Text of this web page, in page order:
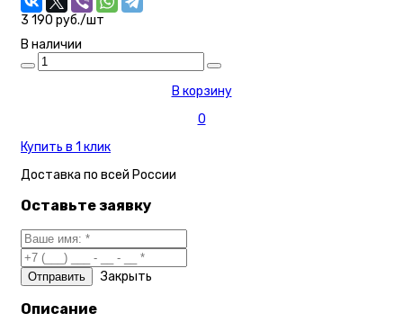
3 190 руб./шт
В наличии
В корзину
0
Купить в 1 клик
Доставка по всей России
Оставьте заявку
Закрыть
Описание